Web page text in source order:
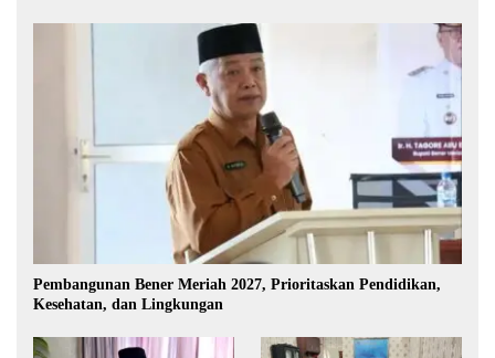
Pembangunan Bener Meriah 2027, Prioritaskan Pendidikan,
Kesehatan, dan Lingkungan